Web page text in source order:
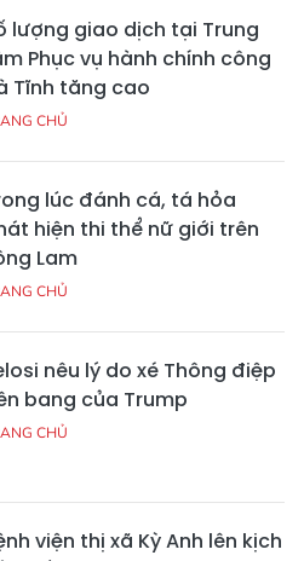
lượng giao dịch tại Trung
Phục vụ hành chính công
Tĩnh tăng cao
CHỦ
lúc đánh cá, tá hỏa
hiện thi thể nữ giới trên
Lam
CHỦ
nêu lý do xé Thông điệp
bang của Trump
CHỦ
viện thị xã Kỳ Anh lên kịch